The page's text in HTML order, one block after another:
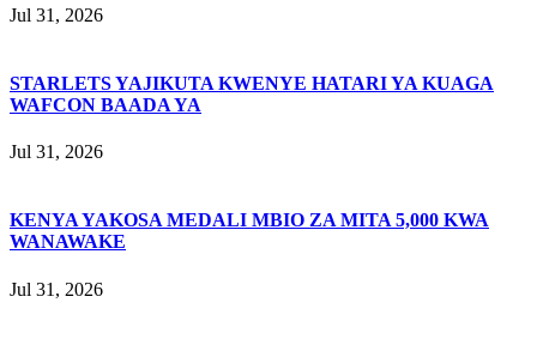
Jul 31, 2026
STARLETS YAJIKUTA KWENYE HATARI YA KUAGA
WAFCON BAADA YA
Jul 31, 2026
KENYA YAKOSA MEDALI MBIO ZA MITA 5,000 KWA
WANAWAKE
Jul 31, 2026